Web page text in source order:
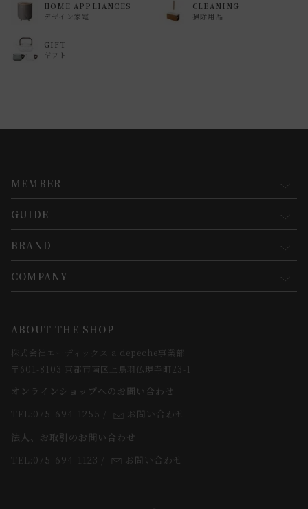
HOME APPLIANCES
デザイン家電
CLEANING
掃除用品
GIFT
ギフト
MEMBER
マイページ
新規会員登録
会員規約について
GUIDE
お買い物ガイド
会員登録について
お支払方法について
お届けについて
よくあるご質問
BRAND
コンセプト
webカタログ
COMPANY
求人情報
法人のお客様
スタッフ
ABOUT THE SHOP
株式会社エーディックス a.depeche事業部
〒601-8103 京都市南区上鳥羽仏現寺町23-1
オンラインショップへのお問い合わせ
TEL:075-694-1255
お問い合わせ
法人、お取引のお問い合わせ
TEL:075-694-1123
お問い合わせ